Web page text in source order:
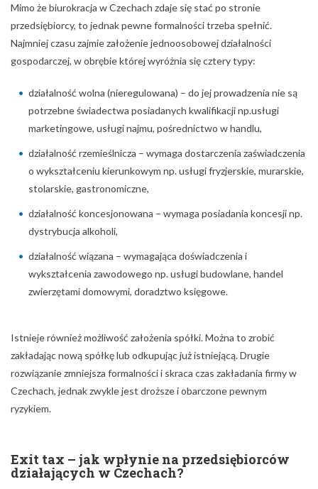
Mimo że biurokracja w Czechach zdaje się stać po stronie
przedsiębiorcy, to jednak pewne formalności trzeba spełnić.
Najmniej czasu zajmie założenie jednoosobowej działalności
gospodarczej, w obrębie której wyróżnia się cztery typy:
działalność wolna (nieregulowana) – do jej prowadzenia nie są
potrzebne świadectwa posiadanych kwalifikacji np.usługi
marketingowe, usługi najmu, pośrednictwo w handlu,
działalność rzemieślnicza – wymaga dostarczenia zaświadczenia
o wykształceniu kierunkowym np. usługi fryzjerskie, murarskie,
stolarskie, gastronomiczne,
działalność koncesjonowana – wymaga posiadania koncesji np.
dystrybucja alkoholi,
działalność wiązana – wymagająca doświadczenia i
wykształcenia zawodowego np. usługi budowlane, handel
zwierzętami domowymi, doradztwo księgowe.
Istnieje również możliwość założenia spółki. Można to zrobić
zakładając nową spółkę lub odkupując już istniejącą. Drugie
rozwiązanie zmniejsza formalności i skraca czas zakładania firmy w
Czechach, jednak zwykle jest droższe i obarczone pewnym
ryzykiem.
Exit tax – jak wpłynie na przedsiębiorców
działających w Czechach?